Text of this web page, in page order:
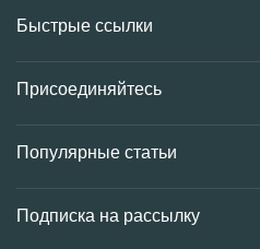
Быстрые ссылки
Присоединяйтесь
Популярные статьи
Подписка на рассылку